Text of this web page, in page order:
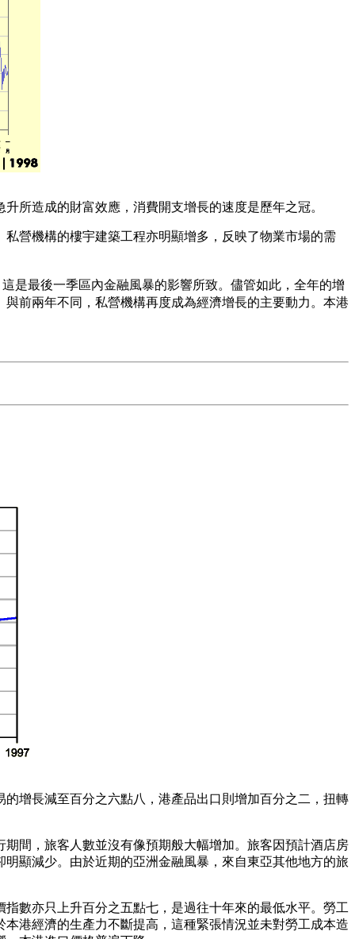
造成的財富效應，消費開支增長的速度是歷年之冠。
營機構的樓宇建築工程亦明顯增多，反映了物業市場的需
是最後一季區內金融風暴的影響所致。儘管如此，全年的增
前兩年不同，私營機構再度成為經濟增長的主要動力。本港
增長減至百分之六點八，港產品出口則增加百分之二，扭轉
間，旅客人數並沒有像預期般大幅增加。旅客因預計酒店房
顯減少。由於近期的亞洲金融風暴，來自東亞其他地方的旅
數亦只上升百分之五點七，是過往十年來的最低水平。勞工
港經濟的生產力不斷提高，這種緊張情況並未對勞工成本造